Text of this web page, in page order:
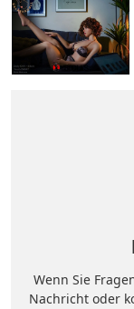
Wenn Sie
Nachricht oder